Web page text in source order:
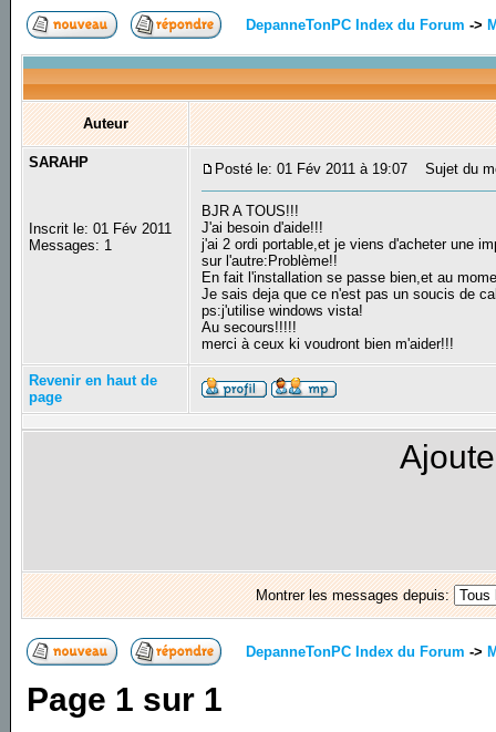
DepanneTonPC Index du Forum ->
Auteur
SARAHP
Inscrit le: 01 Fév 2011
Messages: 1
Posté le: 01 Fév 2011 à 19:07 Sujet du
BJR A TOUS!!!
J'ai besoin d'aide!!!
j'ai 2 ordi portable,et je viens d'acheter une
sur l'autre:Problème!!
En fait l'installation se passe bien,et au
Je sais deja que ce n'est pas un soucis de
ps:j'utilise windows vista!
Au secours!!!!!
merci à ceux ki voudront bien m'aider!!!
Revenir en haut de
page
Montrer les messages depuis:
DepanneTonPC Index du Forum ->
Page 1 sur 1